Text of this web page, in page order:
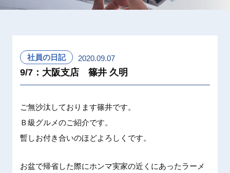
社員の日記 2020.09.07
9/7：大阪支店 篠井 久明
ご無沙汰 しており ます篠井です。
Ｂ級グルメのご紹介です。
暫しお付き合いのほどよろ しくです。
お盆で帰省した際にホンマ実家の近 くにあったラーメ